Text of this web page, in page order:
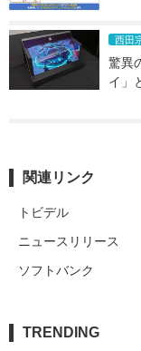
西田
驚異
イ」
関連リンク
トビデル
ニュースリリース
ソフトバンク
TRENDING